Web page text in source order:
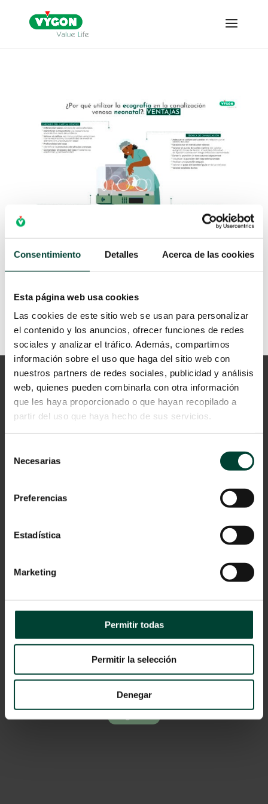
Consentimiento Detalles Acerca de las cookies
Esta página web usa cookies
Las cookies de este sitio web se usan para personalizar
el contenido y los anuncios, ofrecer funciones de redes
sociales y analizar el tráfico. Además, compartimos
información sobre el uso que haga del sitio web con
nuestros partners de redes sociales, publicidad y análisis
web, quienes pueden combinarla con otra información
que les haya proporcionado o que hayan recopilado a
partir del uso que haya hecho de sus servicios.
Necesarias
Preferencias
Estadística
Marketing
Permitir todas
Permitir la selección
Denegar
Descarga la infografía
SUSCRÍBETE
Recibe nuestro contenido en tu email